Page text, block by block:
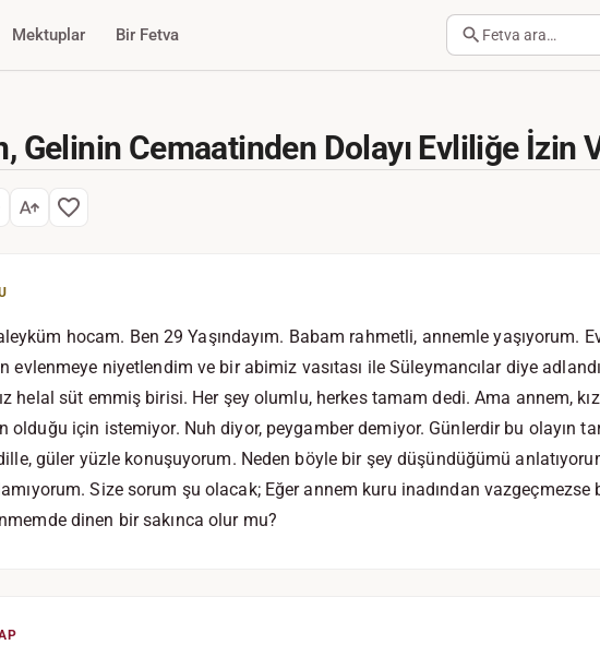
Mektuplar Bir Fetva Fetva ara…
Gelinin Cemaatinden Dolayı Evliliğe İzin
hocam. Ben 29 Yaşındayım. Babam rahmetli, annemle yaşıyorum.
evlenmeye niyetlendim ve bir abimiz vasıtası ile Süleymancılar diye
helal süt emmiş birisi. Her şey olumlu, herkes tamam dedi. Ama annem,
olduğu için istemiyor. Nuh diyor, peygamber demiyor. Günlerdir bu olayın
güler yüzle konuşuyorum. Neden böyle bir şey düşündüğümü
Size sorum şu olacak; Eğer annem kuru inadından
dinen bir sakınca olur mu?